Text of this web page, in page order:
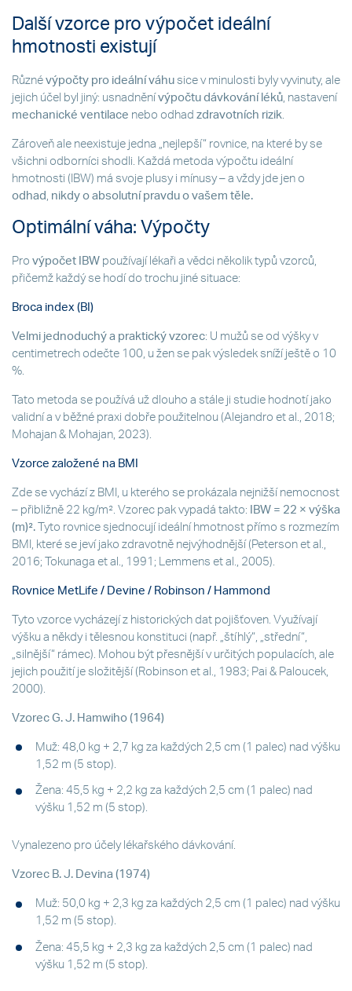
Další vzorce pro výpočet ideální
hmotnosti existují
Různé výpočty pro ideální váhu sice v minulosti byly vyvinuty, ale
jejich účel byl jiný: usnadnění výpočtu dávkování léků , nastavení
mechanické ventilace nebo odhad zdravotních rizik
Zároveň ale neexistuje jedna „nejlepší“ rovnice, na které by se
všichni odborníci shodli. Každá metoda výpočtu ideální
hmotnosti (IBW) má svoje plusy i mínusy – a vždy jde jen o
odhad nikdy o absolutní pravdu o vašem těle.
Optimální váha: Výpočty
Pro výpočet IBW používají lékaři a vědci několik typů vzorců,
přičemž každý se hodí do trochu jiné situace:
Broca index (BI)
Velmi jednoduchý a praktický vzorec: U mužů se od výšky v
centimetrech odečte 100, u žen se pak výsledek sníží ještě o 10
%.
Tato metoda se používá už dlouho a stále ji studie hodnotí jako
validní a v běžné praxi dobře použitelnou (Alejandro et al., 2018;
Mohajan & Mohajan, 2023).
Vzorce založené na BMI
Zde se vychází z BMI, u kterého se prokázala nejnižší nemocnost
– přibližně 22 kg/m². Vzorec pak vypadá takto:
IBW = 22 × výška
(m)².
Tyto rovnice sjednocují ideální hmotnost přímo s rozmezím
BMI, které se jeví jako zdravotně nejvýhodnější (Peterson et al.,
2016; Tokunaga et al., 1991; Lemmens et al., 2005).
Rovnice MetLife / Devine / Robinson / Hammond
Tyto vzorce vycházejí z historických dat pojišťoven. Využívají
výšku a někdy i tělesnou konstituci (např. „štíhlý“, „střední“,
„silnější“ rámec). Mohou být přesnější v určitých populacích, ale
jejich použití je složitější (Robinson et al., 1983; Pai & Paloucek,
2000).
Vzorec G. J. Hamwiho (1964)
Muž: 48,0 kg + 2,7 kg za každých 2,5 cm (1 palec) nad výšku
1,52 m (5 stop).
Žena: 45,5 kg + 2,2 kg za každých 2,5 cm (1 palec) nad
výšku 1,52 m (5 stop).
Vynalezeno pro účely lékařského dávkování.
Vzorec B. J. Devina (1974)
Muž: 50,0 kg + 2,3 kg za každých 2,5 cm (1 palec) nad výšku
1,52 m (5 stop).
Žena: 45,5 kg + 2,3 kg za každých 2,5 cm (1 palec) nad
výšku 1,52 m (5 stop).